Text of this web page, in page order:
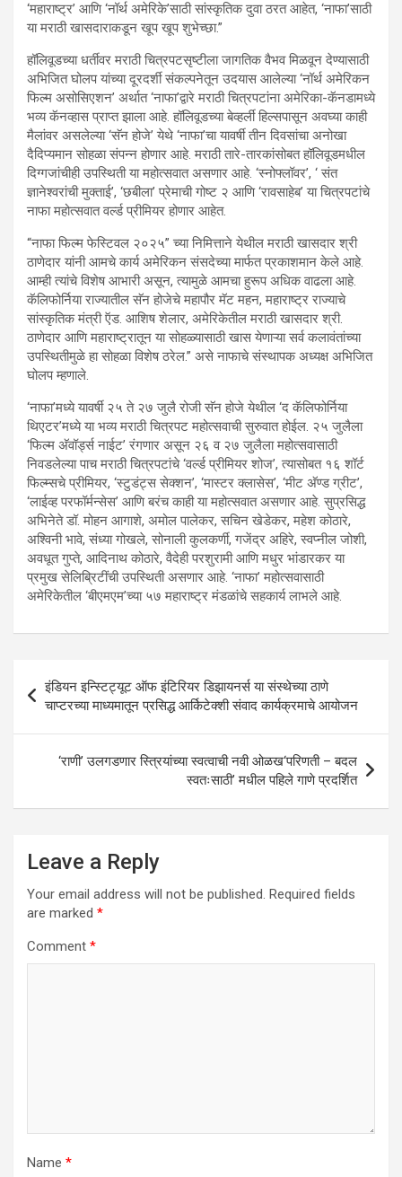
‘महाराष्ट्र’ आणि ‘नॉर्थ अमेरिके’साठी सांस्कृतिक दुवा ठरत आहेत, ‘नाफा’साठी
या मराठी खासदाराकडून खूप खूप शुभेच्छा.”
हॉलिवूडच्या धर्तीवर मराठी चित्रपटसृष्टीला जागतिक वैभव मिळवून देण्यासाठी
अभिजित घोलप यांच्या दूरदर्शी संकल्पनेतून उदयास आलेल्या ‘नॉर्थ अमेरिकन
फिल्म असोसिएशन’ अर्थात ‘नाफा’द्वारे मराठी चित्रपटांना अमेरिका-कॅनडामध्ये
भव्य कॅनव्हास प्राप्त झाला आहे. हॉलिवूडच्या बेव्हर्ली हिल्सपासून अवघ्या काही
मैलांवर असलेल्या ‘सॅन होजे’ येथे ‘नाफा’चा यावर्षी तीन दिवसांचा अनोखा
दैदिप्यमान सोहळा संपन्न होणार आहे. मराठी तारे-तारकांसोबत हॉलिवूडमधील
दिग्गजांचीही उपस्थिती या महोत्सवात असणार आहे. ‘स्नोफ्लॉवर’, ‘ संत
ज्ञानेश्वरांची मुक्ताई’, ‘छबीला’ प्रेमाची गोष्ट २ आणि ‘रावसाहेब’ या चित्रपटांचे
नाफा महोत्सवात वर्ल्ड प्रीमियर होणार आहेत.
“नाफा फिल्म फेस्टिवल २०२५” च्या निमित्ताने येथील मराठी खासदार श्री
ठाणेदार यांनी आमचे कार्य अमेरिकन संसदेच्या मार्फत प्रकाशमान केले आहे.
आम्ही त्यांचे विशेष आभारी असून, त्यामुळे आमचा हुरूप अधिक वाढला आहे.
कॅलिफोर्निया राज्यातील सॅन होजेचे महापौर मॅट महन, महाराष्ट्र राज्याचे
सांस्कृतिक मंत्री ऍड. आशिष शेलार, अमेरिकेतील मराठी खासदार श्री.
ठाणेदार आणि महाराष्ट्रातून या सोहळ्यासाठी खास येणाऱ्या सर्व कलावंतांच्या
उपस्थितीमुळे हा सोहळा विशेष ठरेल.” असे नाफाचे संस्थापक अध्यक्ष अभिजित
घोलप म्हणाले.
‘नाफा’मध्ये यावर्षी २५ ते २७ जुलै रोजी सॅन होजे येथील ‘द कॅलिफोर्निया
थिएटर’मध्ये या भव्य मराठी चित्रपट महोत्सवाची सुरुवात होईल. २५ जुलैला
‘फिल्म अ‍ॅवॉर्ड्स नाईट’ रंगणार असून २६ व २७ जुलैला महोत्सवासाठी
निवडलेल्या पाच मराठी चित्रपटांचे ‘वर्ल्ड प्रीमियर शोज’, त्यासोबत १६ शॉर्ट
फिल्म्सचे प्रीमियर, ‘स्टुडंट्स सेक्शन’, ‘मास्टर क्लासेस’, ‘मीट अ‍ॅण्ड ग्रीट’,
‘लाईव्ह परफॉर्मन्सेस’ आणि बरंच काही या महोत्सवात असणार आहे. सुप्रसिद्ध
अभिनेते डॉ. मोहन आगाशे, अमोल पालेकर, सचिन खेडेकर, महेश कोठारे,
अश्विनी भावे, संध्या गोखले, सोनाली कुलकर्णी, गजेंद्र अहिरे, स्वप्नील जोशी,
अवधूत गुप्ते, आदिनाथ कोठारे, वैदेही परशुरामी आणि मधुर भांडारकर या
प्रमुख सेलिब्रिटींची उपस्थिती असणार आहे. ‘नाफा’ महोत्सवासाठी
अमेरिकेतील ‘बीएमएम’च्या ५७ महाराष्ट्र मंडळांचे सहकार्य लाभले आहे.
Post
navigation
इंडियन इन्स्टिट्यूट ऑफ इंटिरियर डिझायनर्स या संस्थेच्या ठाणे
चाप्टरच्या माध्यमातून प्रसिद्ध आर्किटेक्शी संवाद कार्यक्रमाचे आयोजन
‘राणी’ उलगडणार स्त्रियांच्या स्वत्वाची नवी ओळख‘परिणती – बदल
स्वतःसाठी’ मधील पहिले गाणे प्रदर्शित
Leave a Reply
Your email address will not be published. Required fields
are marked *
Comment *
Name *